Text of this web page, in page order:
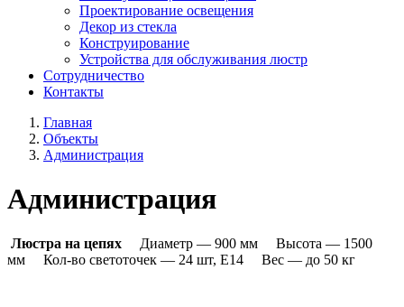
Проектирование освещения
Декор из стекла
Конструирование
Устройства для обслуживания люстр
Сотрудничество
Контакты
Главная
Объекты
Администрация
Администрация
Люстра на цепях Диаметр — 900 мм Высота — 1500
мм Кол-во светоточек — 24 шт, Е14 Вес — до 50 кг